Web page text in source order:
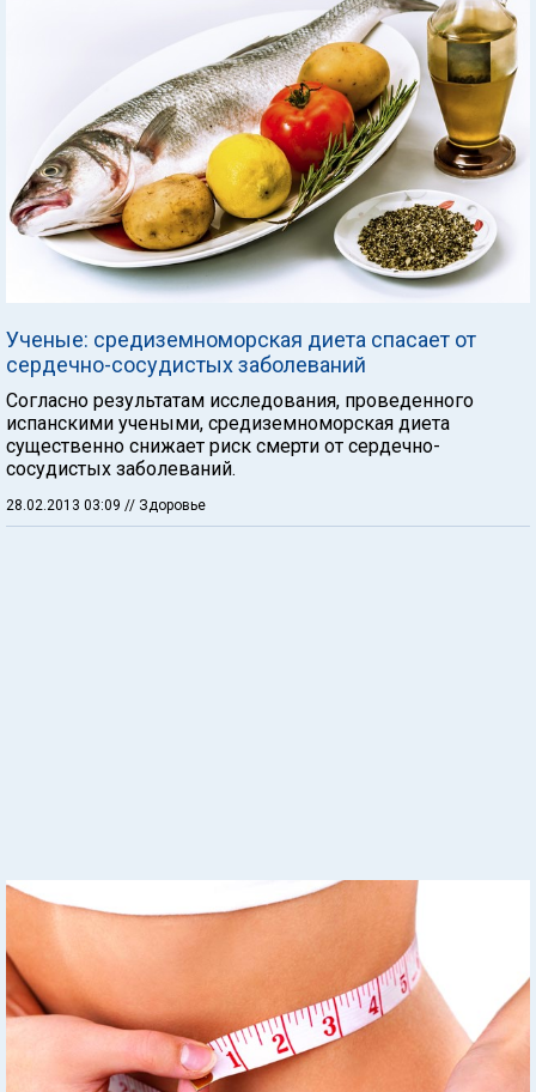
Ученые: средиземноморская диета спасает от
сердечно-сосудистых заболеваний
Согласно результатам исследования, проведенного
испанскими учеными, средиземноморская диета
существенно снижает риск смерти от сердечно-
сосудистых заболеваний.
28.02.2013 03:09 // Здоровье